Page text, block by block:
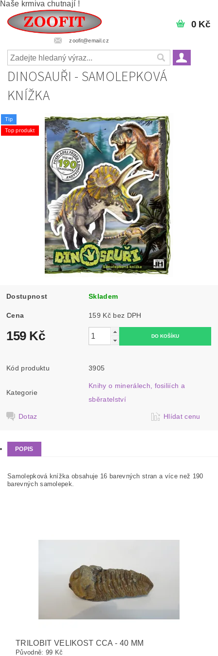
Naše krmiva chutnají !
zoofit@email.cz
0 Kč
DINOSAUŘI - SAMOLEPKOVÁ
KNÍŽKA
Tip
Top produkt
Dostupnost Skladem
Cena 159 Kč bez DPH
159 Kč
Kód produktu 3905
Kategorie
Knihy o minerálech, fosiliích a
sběratelství
Dotaz Hlídat cenu
POPIS
Samolepková knížka obsahuje 16 barevných stran a více než 190
barevných samolepek.
TRILOBIT VELIKOST CCA - 40 MM
Původně: 99 Kč